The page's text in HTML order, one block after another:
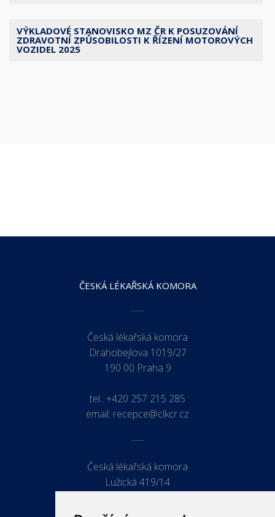
VÝKLADOVÉ STANOVISKO MZ ČR K POSUZOVÁNÍ
ZDRAVOTNÍ ZPŮSOBILOSTI K ŘÍZENÍ MOTOROVÝCH
VOZIDEL 2025
ČESKÁ LÉKAŘSKÁ KOMORA
Česká lékařská komora
Drahobejlova 1019/27
190 00 Praha 9
tel.: +420 257 215 285
email: recepce@clkcr.cz
Česká lékařská komora
Lužická 419/14